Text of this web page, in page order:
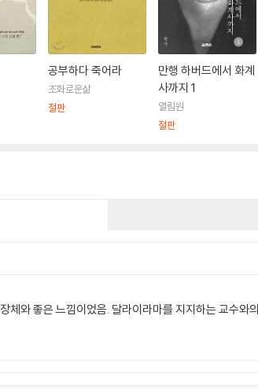
공부하다 죽어라
조화로운삶
절판
만행 하버드에서 화계
사까지 1
열림원
절판
체와 좋은 느낌이었음. 달라이라마를 지지하는 교수